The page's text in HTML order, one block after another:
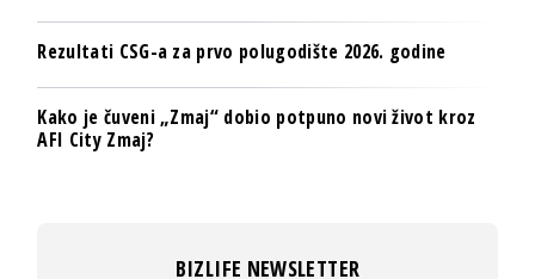
Rezultati CSG-a za prvo polugodište 2026. godine
Kako je čuveni „Zmaj“ dobio potpuno novi život kroz
AFI City Zmaj?
BIZLIFE NEWSLETTER